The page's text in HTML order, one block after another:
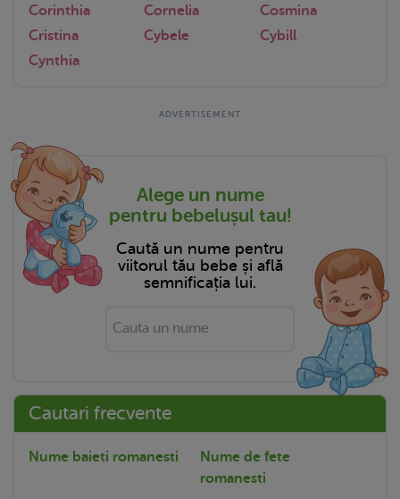
Corinthia
Cornelia
Cosmina
Cristina
Cybele
Cybill
Cynthia
Alege un nume
pentru bebelușul tau!
Caută un nume pentru
viitorul tău bebe și află
semnificația lui.
Cautari frecvente
Nume baieti romanesti
Nume de fete
romanesti